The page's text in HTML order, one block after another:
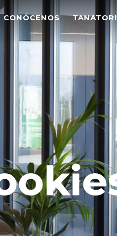
CONÓCENOS